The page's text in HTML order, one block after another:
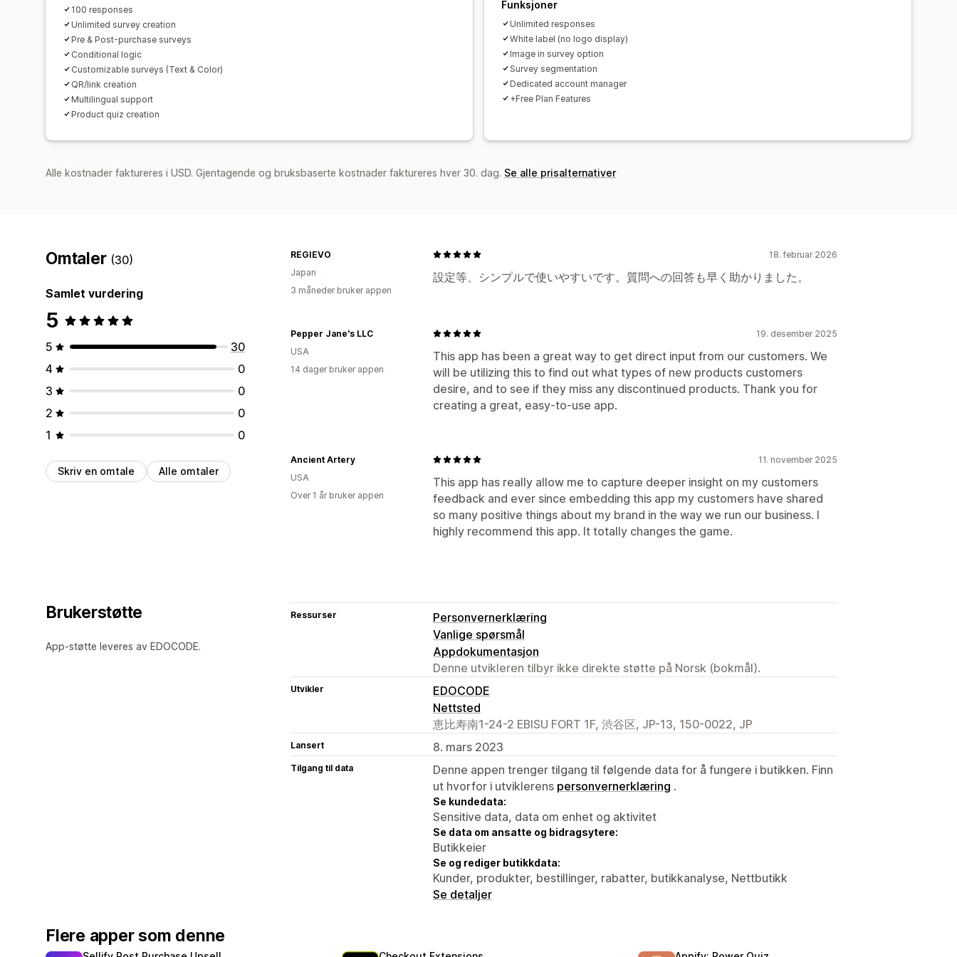
100 responses
Unlimited survey creation
Pre & Post-purchase surveys
Conditional logic
Customizable surveys (Text & Color)
QR/link creation
Multilingual support
Product quiz creation
Funksjoner
Unlimited responses
White label (no logo display)
Image in survey option
Survey segmentation
Dedicated account manager
+Free Plan Features
Alle kostnader faktureres i USD. Gjentagende og bruksbaserte kostnader faktureres hver 30. dag. Se alle prisalternativer
Omtaler (30)
Samlet vurdering
5
5
30
4
0
3
0
2
0
1
0
Skriv en omtale Alle omtaler
18. februar 2026
設定等、シンプルで使いやすいです。質問への回答も早く助かりました。
REGIEVO
Japan
3 måneder bruker appen
19. desember 2025
This app has been a great way to get direct input from our customers. We
will be utilizing this to find out what types of new products customers
desire, and to see if they miss any discontinued products. Thank you for
creating a great, easy-to-use app.
Pepper Jane's LLC
USA
14 dager bruker appen
11. november 2025
This app has really allow me to capture deeper insight on my customers
feedback and ever since embedding this app my customers have shared
so many positive things about my brand in the way we run our business. I
highly recommend this app. It totally changes the game.
Ancient Artery
USA
Over 1 år bruker appen
Brukerstøtte
App-støtte leveres av EDOCODE.
Ressurser
Personvernerklæring
Vanlige spørsmål
Appdokumentasjon
Denne utvikleren tilbyr ikke direkte støtte på Norsk (bokmål).
Utvikler
EDOCODE
Nettsted
恵比寿南1-24-2 EBISU FORT 1F, 渋谷区, JP-13, 150-0022, JP
Lansert 8. mars 2023
Tilgang til data
Denne appen trenger tilgang til følgende data for å fungere i butikken. Finn
ut hvorfor i utviklerens personvernerklæring .
Se kundedata:
Sensitive data, data om enhet og aktivitet
Se data om ansatte og bidragsytere:
Butikkeier
Se og rediger butikkdata:
Kunder, produkter, bestillinger, rabatter, butikkanalyse, Nettbutikk
Se detaljer
Flere apper som denne